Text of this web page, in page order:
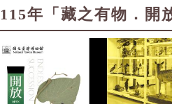
115年「藏之有物．開